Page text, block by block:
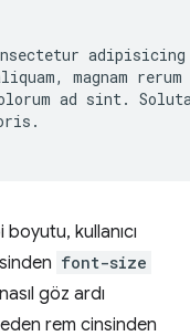
adipisicing
magnam rerum
ad sint.
kullanıcı
font-size
göz ardı
rem cinsinden